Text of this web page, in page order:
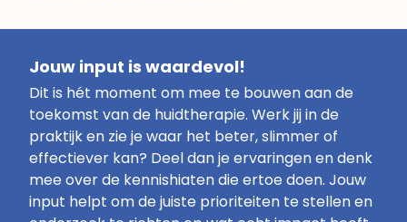
Jouw input is waardevol!
Dit is hét moment om mee te bouwen aan de
toekomst van de huidtherapie. Werk jij in de
praktijk en zie je waar het beter, slimmer of
effectiever kan? Deel dan je ervaringen en denk
mee over de kennishiaten die ertoe doen. Jouw
input helpt om de juiste prioriteiten te stellen en